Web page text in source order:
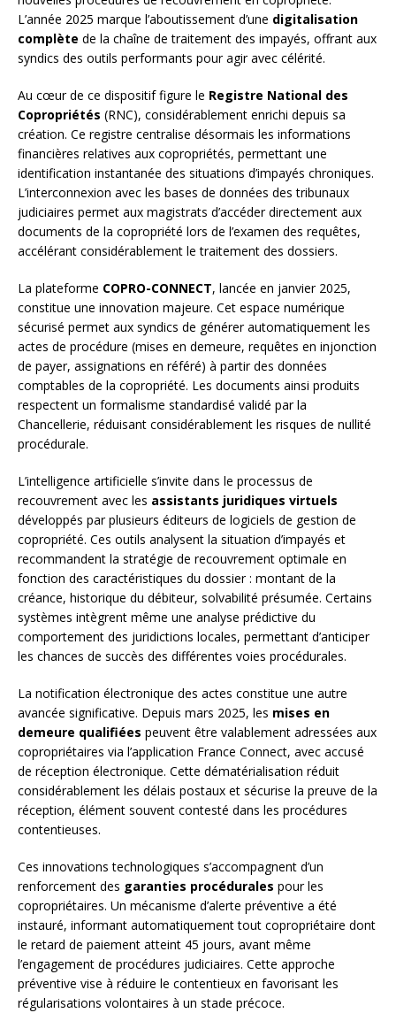
L’année 2025 marque l’aboutissement d’une digitalisation
complète de la chaîne de traitement des impayés, offrant aux
syndics des outils performants pour agir avec célérité.
Au cœur de ce dispositif figure le Registre National des
Copropriétés (RNC), considérablement enrichi depuis sa
création. Ce registre centralise désormais les informations
financières relatives aux copropriétés, permettant une
identification instantanée des situations d’impayés chroniques.
L’interconnexion avec les bases de données des tribunaux
judiciaires permet aux magistrats d’accéder directement aux
documents de la copropriété lors de l’examen des requêtes,
accélérant considérablement le traitement des dossiers.
La plateforme COPRO-CONNECT, lancée en janvier 2025,
constitue une innovation majeure. Cet espace numérique
sécurisé permet aux syndics de générer automatiquement les
actes de procédure (mises en demeure, requêtes en injonction
de payer, assignations en référé) à partir des données
comptables de la copropriété. Les documents ainsi produits
respectent un formalisme standardisé validé par la
Chancellerie, réduisant considérablement les risques de nullité
procédurale.
L’intelligence artificielle s’invite dans le processus de
recouvrement avec les assistants juridiques virtuels
développés par plusieurs éditeurs de logiciels de gestion de
copropriété. Ces outils analysent la situation d’impayés et
recommandent la stratégie de recouvrement optimale en
fonction des caractéristiques du dossier : montant de la
créance, historique du débiteur, solvabilité présumée. Certains
systèmes intègrent même une analyse prédictive du
comportement des juridictions locales, permettant d’anticiper
les chances de succès des différentes voies procédurales.
La notification électronique des actes constitue une autre
avancée significative. Depuis mars 2025, les mises en
demeure qualifiées peuvent être valablement adressées aux
copropriétaires via l’application France Connect, avec accusé
de réception électronique. Cette dématérialisation réduit
considérablement les délais postaux et sécurise la preuve de la
réception, élément souvent contesté dans les procédures
contentieuses.
Ces innovations technologiques s’accompagnent d’un
renforcement des garanties procédurales pour les
copropriétaires. Un mécanisme d’alerte préventive a été
instauré, informant automatiquement tout copropriétaire dont
le retard de paiement atteint 45 jours, avant même
l’engagement de procédures judiciaires. Cette approche
préventive vise à réduire le contentieux en favorisant les
régularisations volontaires à un stade précoce.